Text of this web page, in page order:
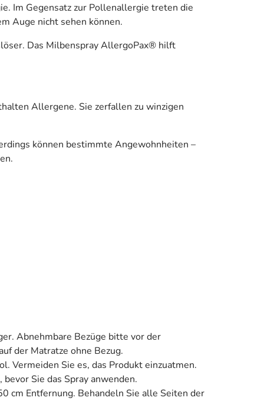
Im Gegensatz zur Pollenallergie treten die
Auge nicht sehen können.
Das Milbenspray AllergoPax® hilft
Allergene. Sie zerfallen zu winzigen
können bestimmte Angewohnheiten –
Abnehmbare Bezüge bitte vor der
der Matratze ohne Bezug.
Vermeiden Sie es, das Produkt einzuatmen.
Sie das Spray anwenden.
cm Entfernung. Behandeln Sie alle Seiten der